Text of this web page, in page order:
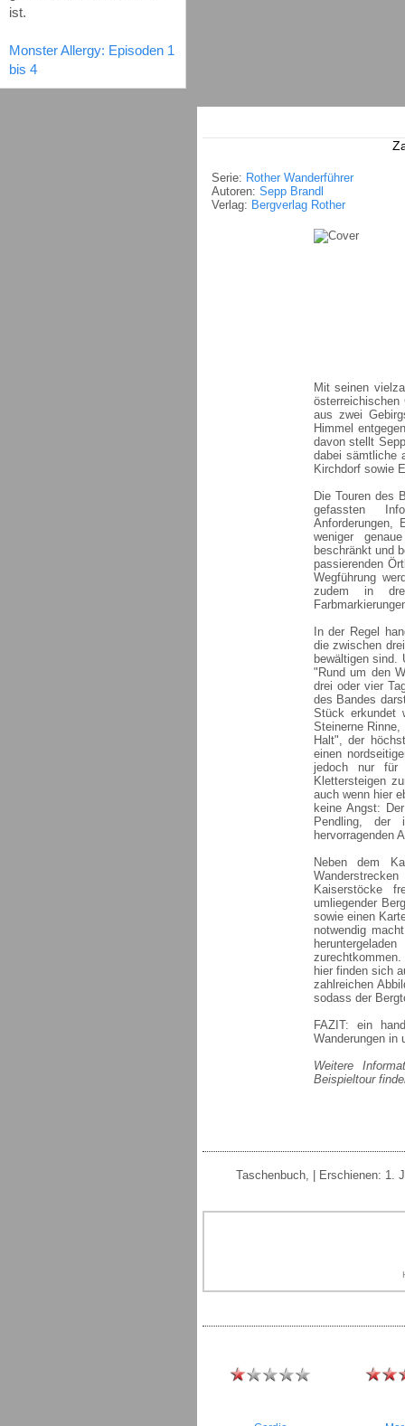
ist.
Monster Allergy: Episoden 1
bis 4
Serie: Rother Wanderführer
Autoren: Sepp Brandl
Verlag: Bergverlag Rother
Mit seinen
aus zwei
Himmel
davon stellt
dabei sämtliche
Kirchdorf sowie
Die Touren des
gefassten
Anforderungen,
weniger
beschränkt und
passierenden
Wegführung
zudem in drei
In der Regel
die zwischen
bewältigen sind.
"Rund um den
drei oder vier
des Bandes
Stück erkundet
Steinerne
Halt", der
einen
jedoch nur für
Klettersteigen
auch wenn hier
keine Angst:
Pendling, der
hervorragenden
Neben dem
Kaiserstöcke
umliegender
sowie einen
notwendig
hier finden sich
zahlreichen
sodass der
FAZIT: ein
Wanderungen in
Weitere
Beispieltour
Taschenbuch, | Erschienen: 1.